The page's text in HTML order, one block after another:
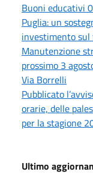
Buoni educativi
Puglia: un
investimento
Manutenzione
prossimo 3
Via Borrelli
Pubblicato
orarie, delle
per la stagione
Ultimo